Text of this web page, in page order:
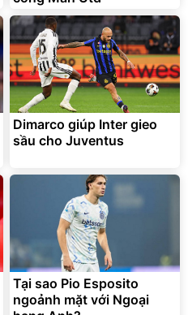
Dimarco giúp Inter gieo
sầu cho Juventus
Tại sao Pio Esposito
ngoảnh mặt với Ngoại